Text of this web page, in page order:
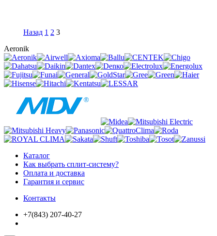
Назад 1 2 3
Aeronik
Каталог
Как выбрать сплит-систему?
Оплата и доставка
Гарантия и сервис
Контакты
+7(843) 207-40-27